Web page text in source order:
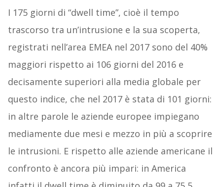
I 175 giorni di “dwell time”, cioè il tempo
trascorso tra un’intrusione e la sua scoperta,
registrati nell’area EMEA nel 2017 sono del 40%
maggiori rispetto ai 106 giorni del 2016 e
decisamente superiori alla media globale per
questo indice, che nel 2017 è stata di 101 giorni:
in altre parole le aziende europee impiegano
mediamente due mesi e mezzo in più a scoprire
le intrusioni. E rispetto alle aziende americane il
confronto è ancora più impari: in America